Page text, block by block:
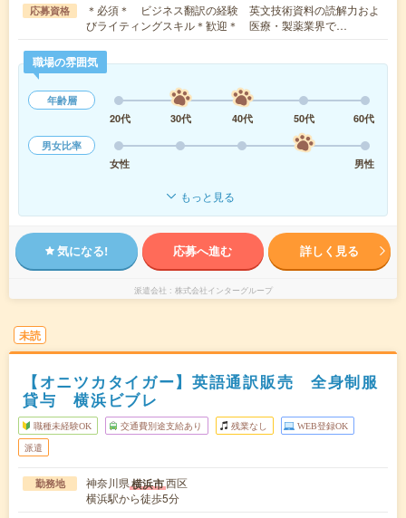
応募資格
＊必須＊ ビジネス翻訳の経験 英文技術資料の読解力およ
びライティングスキル＊歓迎＊ 医療・製薬業界で…
職場の雰囲気
年齢層
20代
30代 40代 50代
60代
男女比率
女性
男性
もっと見る
気になる! 応募へ進む 詳しく見る
派遣会社 株式会社インターグループ
未読
【オニツカタイガー】英語通訳販売 全身制服
貸与 横浜ビブレ
職種未経験OK 交通費別途支給あり 残業なし WEB登録OK
派遣
勤務地 神奈川県横浜市西区
横浜駅から徒歩5分